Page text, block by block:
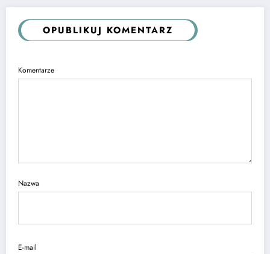
OPUBLIKUJ KOMENTARZ
Komentarze
Nazwa
E-mail